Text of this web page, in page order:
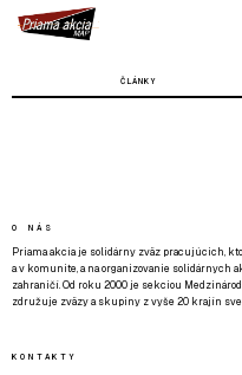
ČLÁNKY
O NÁS
Priama akcia je solidárny zväz pracujúcich,
a v komunite, a na organizovanie solidárnych
zahraničí. Od roku 2000 je sekciou
združuje zväzy a skupiny z vyše 20 krajín
KONTAKTY